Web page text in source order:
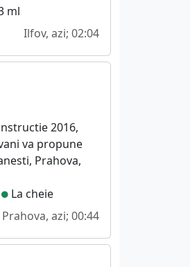
ml
Ilfov, azi; 02:04
2016,
va propune
Prahova,
La cheie
Prahova, azi; 00:44